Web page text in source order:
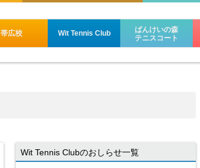
帯広校 Wit Tennis Club
ばんけいの森
テニスコート
Wit Tennis Clubのおしらせ一覧